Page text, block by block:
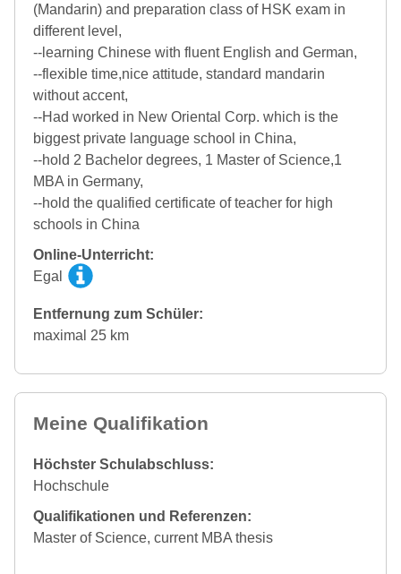
(Mandarin) and preparation class of HSK exam in
different level,
--learning Chinese with fluent English and German,
--flexible time,nice attitude, standard mandarin
without accent,
--Had worked in New Oriental Corp. which is the
biggest private language school in China,
--hold 2 Bachelor degrees, 1 Master of Science,1
MBA in Germany,
--hold the qualified certificate of teacher for high
schools in China
Online-Unterricht:
Egal
Entfernung zum Schüler:
maximal 25 km
Meine Qualifikation
Höchster Schulabschluss:
Hochschule
Qualifikationen und Referenzen:
Master of Science, current MBA thesis